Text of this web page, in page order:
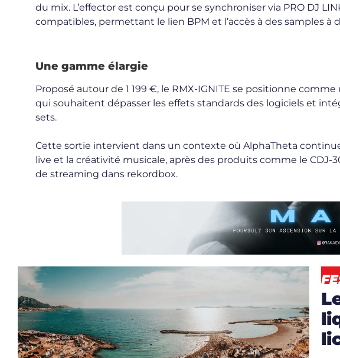
du mix. L’effector est conçu pour se synchroniser via PRO DJ
compatibles, permettant le lien BPM et l’accès à des samples à
Une gamme élargie
Proposé autour de 1 199 €, le RMX-IGNITE se positionne
qui souhaitent dépasser les effets standards des logiciels et
sets.
Cette sortie intervient dans un contexte où AlphaTheta
live et la créativité musicale, après des produits comme le
de streaming dans rekordbox.